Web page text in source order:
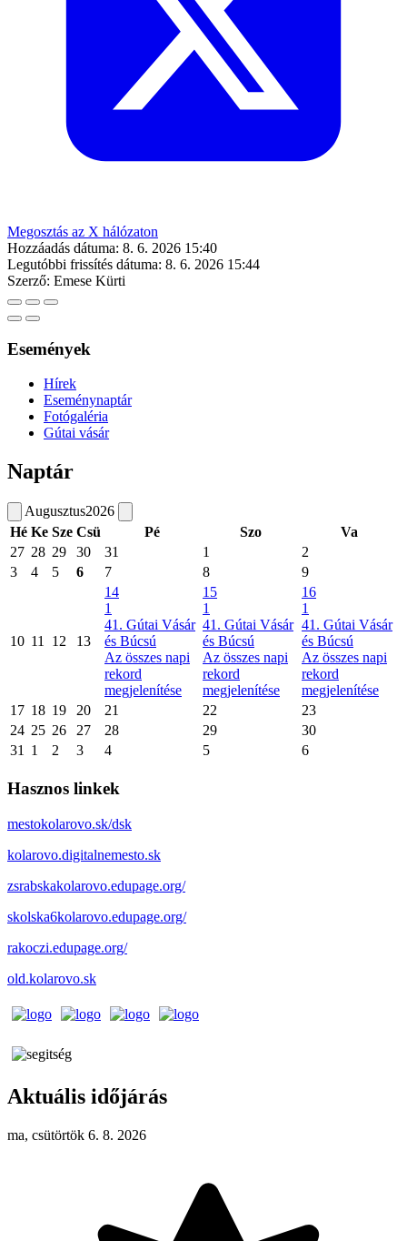
Megosztás az X hálózaton
Hozzáadás dátuma: 8. 6. 2026 15:40
Legutóbbi frissítés dátuma: 8. 6. 2026 15:44
Szerző: Emese Kürti
Események
Hírek
Eseménynaptár
Fotógaléria
Gútai vásár
Naptár
Augusztus2026
Hé Ke Sze Csü Pé Szo
Va
27 28 29 30 31 1
2
3
4 5 6 7 8 9
10 11 12 13
14
1
41. Gútai Vásár
és Búcsú
Az összes napi
rekord
megjelenítése
15
1
41. Gútai Vásár
és Búcsú
Az összes napi
rekord
megjelenítése
16
1
41. Gútai Vásár
és Búcsú
Az összes napi
rekord
megjelenítése
17 18 19 20 21 22
23
24 25 26 27 28 29
30
31
1 2 3 4 5 6
Hasznos linkek
mestokolarovo.sk/dsk
kolarovo.digitalnemesto.sk
zsrabskakolarovo.edupage.org/
skolska6kolarovo.edupage.org/
rakoczi.edupage.org/
old.kolarovo.sk
Aktuális időjárás
ma, csütörtök 6. 8. 2026